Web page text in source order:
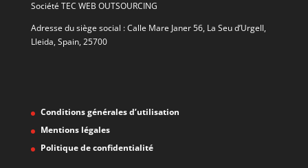
Société TEC WEB OUTSOURCING
Adresse du siège social : Calle Mare Janer 56, La Seu d’Urgell,
Lleida, Spain, 25700
Conditions générales d’utilisation
Mentions légales
Politique de confidentialité